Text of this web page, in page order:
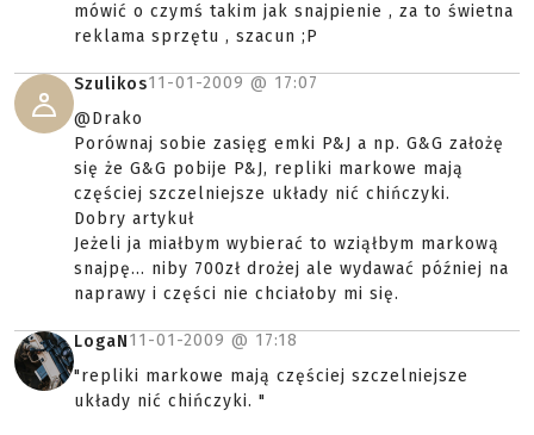
mówić o czymś takim jak snajpienie , za to świetna
reklama sprzętu , szacun ;P
Szulikos11-01-2009 @ 17:07
@Drako
Porównaj sobie zasięg emki P&J a np. G&G założę
się że G&G pobije P&J, repliki markowe mają
częściej szczelniejsze układy nić chińczyki.
Dobry artykuł
Jeżeli ja miałbym wybierać to wziąłbym markową
snajpę... niby 700zł drożej ale wydawać później na
naprawy i części nie chciałoby mi się.
LogaN11-01-2009 @ 17:18
"repliki markowe mają częściej szczelniejsze
układy nić chińczyki. "